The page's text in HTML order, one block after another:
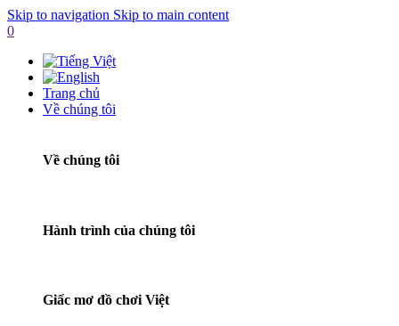
Skip to navigation Skip to main content
0
Trang chủ
Về chúng tôi
Về chúng tôi
Hành trình của chúng tôi
Giấc mơ đồ chơi Việt